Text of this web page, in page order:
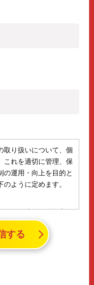
取り扱いについて、個
これを適切に管理、保
の運用・向上を目的と
ように定めます。
関する法律」に規定さ
って、氏名、生年月日
識別することができる
する